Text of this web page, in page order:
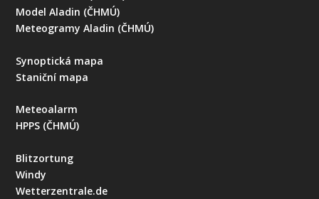
Model Aladin (ČHMÚ)
Meteogramy Aladin (ČHMÚ)
Synoptická mapa
Staniční mapa
Meteoalarm
HPPS (ČHMÚ)
Blitzortung
Windy
Wetterzentrale.de